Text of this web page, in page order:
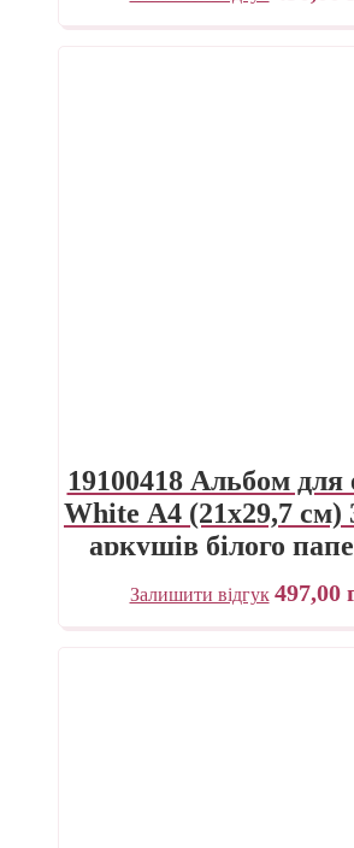
19100418 Альбом для
White А4 (21х29,7 см)
аркушів білого
Fabriano
Залишити відгук 497,00